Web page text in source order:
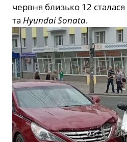
червня близько 12
та Hyundai Sonata.